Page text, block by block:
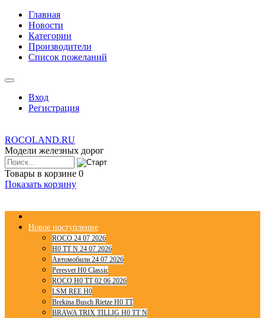
Главная
Новости
Категории
Производители
Список пожеланий
Вход
Регистрация
ROCOLAND.RU
Модели железных дорог
Товары в корзине 0
Показать корзину
Новое поступление
ROCO 24 07 2026
H0 TT N 24 07 2026
Автомобили 24 07 2026
Peresvet H0 Classic
ROCO H0 TT 02 06 2026
LSM REE H0
Brekina Busch Rietze H0 TT
BRAWA TRIX TILLIG H0 TT N